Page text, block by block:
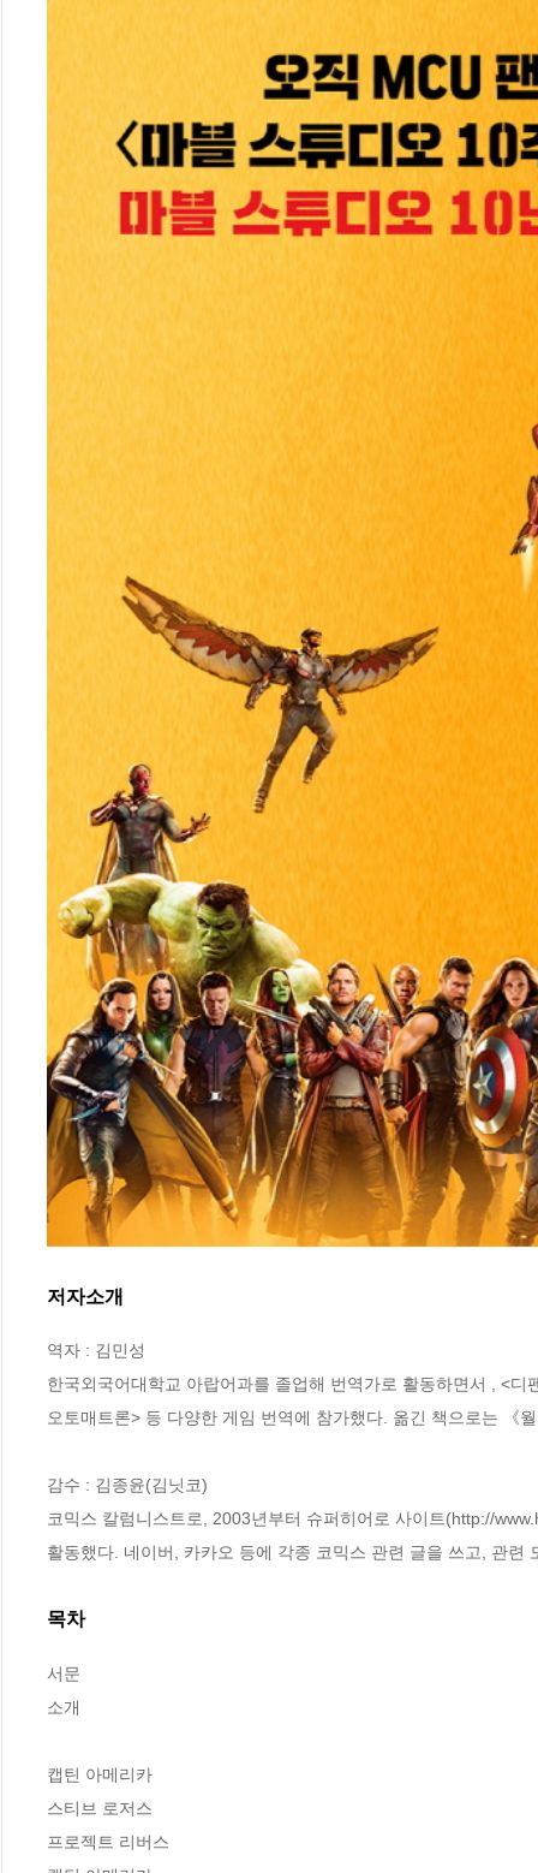
저자소개
역자 : 김민성
한국외국어대학교 아랍어과를 졸업해 번역가로 활동하면서
, <
오토매트론> 등 다양한 게임 번역에 참가했다. 옮긴 책으로는 《
감수 : 김종윤(김닛코)
코믹스 칼럼니스트로, 2003년부터 슈퍼히어로 사이트(http://
활동했다. 네이버, 카카오 등에 각종 코믹스 관련 글을 쓰고, 관련
목차
서문
소개
캡틴 아메리카
스티브 로저스
프로젝트 리버스